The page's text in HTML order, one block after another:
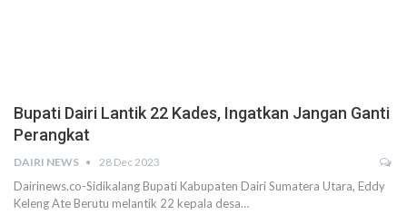
Bupati Dairi Lantik 22 Kades, Ingatkan Jangan Ganti
Perangkat
DAIRI NEWS 28 Dec 2023
Dairinews.co-Sidikalang Bupati Kabupaten Dairi Sumatera Utara, Eddy
Keleng Ate Berutu melantik 22 kepala desa…